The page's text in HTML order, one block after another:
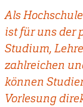
Als
ist für uns der
Studium,
zahlreichen
können
Vorlesung